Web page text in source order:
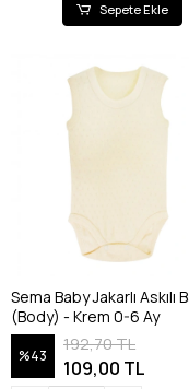
Sepete Ekle
Sema Baby Jakarlı Askılı
(Body) - Krem 0-6 Ay
%43
192,70 TL
109,00 TL